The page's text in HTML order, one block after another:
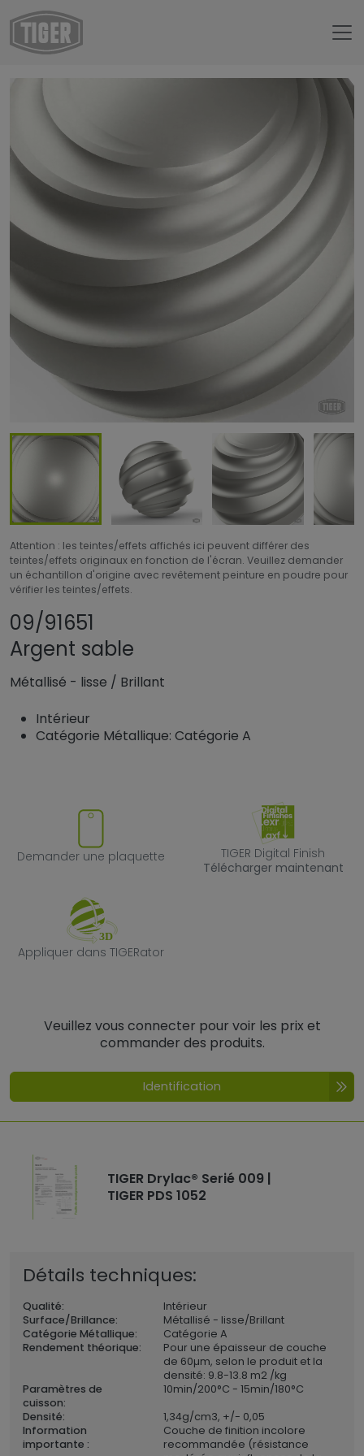
Boutique en ligne
09/91651 - Argent sable
Attention : les teintes/effets affichés ici peuvent différer des
teintes/effets originaux en fonction de l'écran. Veuillez demander
un échantillon d'origine avec revêtement peinture en poudre pour
vérifier les teintes/effets.
09/91651
Argent sable
Métallisé - lisse / Brillant
Intérieur
Catégorie Métallique: Catégorie A
Demander une plaquette
Demander une plaquette
TIGER Digital
TIGER Digital Finish
Télécharger maintenant
Appliquer dans TIGERator
Appliquer dans TIGERator
Veuillez vous connecter pour voir les prix et
commander des produits.
Identification
TIGER Drylac® Serié 009 |
TIGER PDS 1052
Détails techniques:
Qualité:
Intérieur
Surface/Brillance:
Métallisé - lisse/Brillant
Catégorie Métallique:
Catégorie A
Rendement théorique:
Pour une épaisseur de couche
de 60µm, selon le produit et la
densité: 9.8-13.8 m2 /kg
Paramètres de
cuisson:
10min/200°C - 15min/180°C
Densité:
1,34g/cm3, +/- 0,05
Information
importante :
Couche de finition incolore
recommandée (résistance